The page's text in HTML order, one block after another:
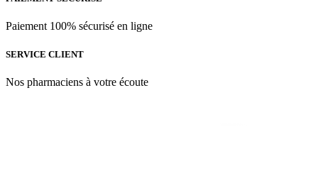
Paiement 100% sécurisé en ligne
SERVICE CLIENT
Nos pharmaciens à votre écoute